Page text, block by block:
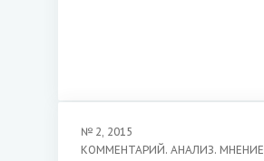
№ 2, 2015
КОММЕНТАРИЙ. АНАЛИЗ. МНЕНИЕ